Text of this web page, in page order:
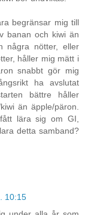
begränsar mig till
banan och kiwi än
några nötter, eller
håller mig mätt i
snabbt gör mig
ha avslutat
bättre håller
än äpple/päron.
lära sig om GI,
detta samband?
10:15